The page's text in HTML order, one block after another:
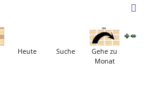
Heute Suche
Gehe zu
Monat